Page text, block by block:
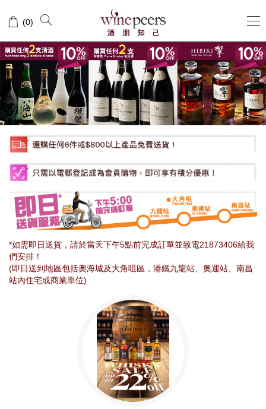
Wine
Peers
酒
朋
知
己
(0)
*如需即日送貨，請於當天下午5點前完成訂單並致電21873406給我
們安排！
(即日送到地區包括奧海城及大角咀區，港鐵九龍站、奧運站、南昌
站內住宅或商業單位)